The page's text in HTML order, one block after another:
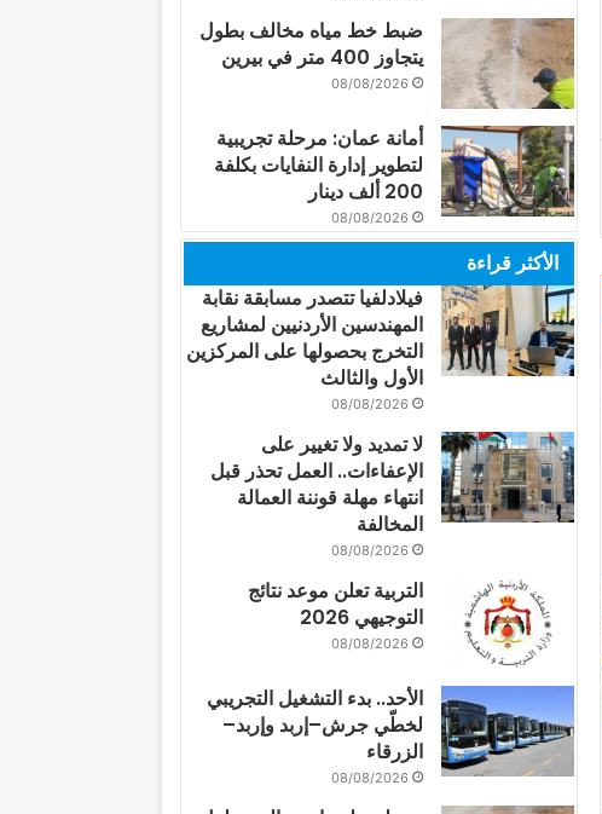
ضبط خط مياه مخالف بطول
يتجاوز 400 متر في بيرين
08/08/2026
أمانة عمان: مرحلة تجريبية
لتطوير إدارة النفايات بكلفة
200 ألف دينار
08/08/2026
الأكثر قراءة
فيلادلفيا تتصدر مسابقة نقابة
المهندسين الأردنيين لمشاريع
التخرج بحصولها على المركزين
الأول والثالث
08/08/2026
لا تمديد ولا تغيير على
الإعفاءات.. العمل تحذر قبل
انتهاء مهلة قوننة العمالة
المخالفة
08/08/2026
التربية تعلن موعد نتائج
التوجيهي 2026
08/08/2026
الأحد.. بدء التشغيل التجريبي
لخطّي جرش–إربد وإربد–
الزرقاء
08/08/2026